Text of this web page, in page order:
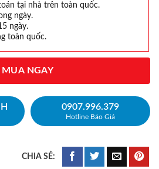
tại nhà trên toàn quốc.
ngày.
ngày.
toàn quốc.
MUA NGAY
0907.996.379
Hotline Báo Giá